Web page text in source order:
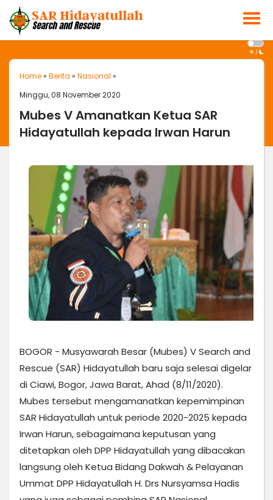
/
Home» Berita » Nasional »
Minggu, 08 November 2020
Mubes V Amanatkan Ketua SAR
Hidayatullah kepada Irwan Harun
BOGOR - Musyawarah Besar (Mubes) V Search and
Rescue (SAR) Hidayatullah baru saja selesai digelar
di Ciawi, Bogor, Jawa Barat, Ahad (8/11/2020).
Mubes tersebut mengamanatkan kepemimpinan
SAR Hidayatullah untuk periode 2020-2025 kepada
Irwan Harun, sebagaimana keputusan yang
ditetapkan oleh DPP Hidayatullah yang dibacakan
langsung oleh Ketua Bidang Dakwah & Pelayanan
Ummat DPP Hidayatullah H. Drs Nursyamsa Hadis